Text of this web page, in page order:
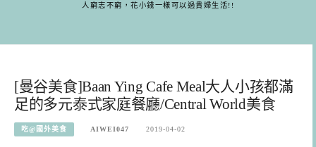
人窮志不窮，花小錢一樣可以過貴婦生活!!
[曼谷美食]Baan Ying Cafe Meal大人小孩都滿
足的多元泰式家庭餐廳/Central World美食
吃@國外美食 AIWEI047 2019-04-02